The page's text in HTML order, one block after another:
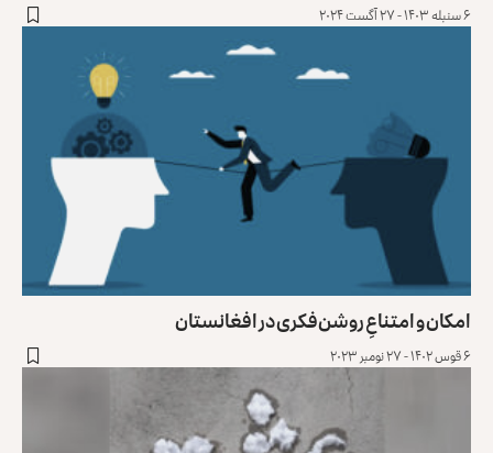
۶ سنبله ۱۴۰۳ - ۲۷ آگست ۲۰۲۴
امکان و امتناعِ روشن‌فکری در افغانستان
۶ قوس ۱۴۰۲ - ۲۷ نومبر ۲۰۲۳